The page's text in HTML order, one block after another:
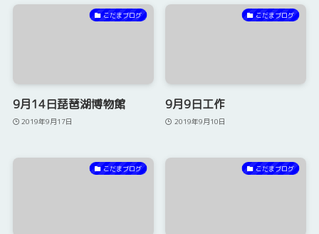
こだまブログ
9月14日琵琶湖博物館
2019年9月17日
こだまブログ
9月9日工作
2019年9月10日
こだまブログ こだまブログ